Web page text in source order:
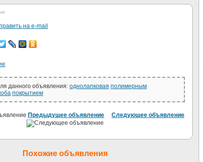
на e-mail
данного объявления: однолапковая полимерным
покрытием
Предыдущее объявление Следующее объявление
Похожие объявления